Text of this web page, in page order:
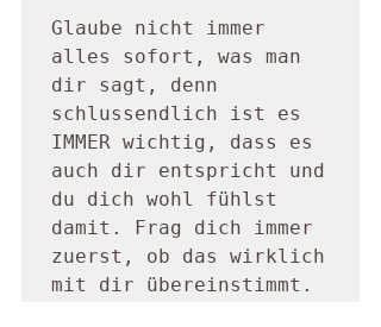
Glaube nicht immer
alles sofort, was man
dir sagt, denn
schlussendlich ist es
IMMER wichtig, dass es
auch dir entspricht und
du dich wohl fühlst
damit. Frag dich immer
zuerst, ob das wirklich